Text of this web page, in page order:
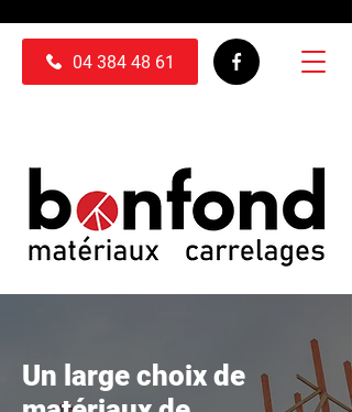
04 384 48 61
Un large choix de